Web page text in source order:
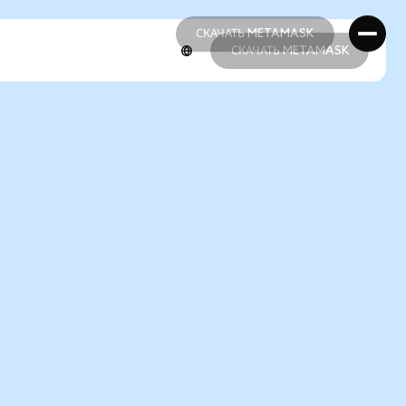
СКАЧАТЬ METAMASK
СКАЧАТЬ METAMASK
СКАЧАТЬ METAMASK